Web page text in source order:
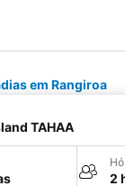
em Rangiroa
TAHAA
2